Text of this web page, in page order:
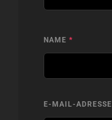
NAME *
E-MAIL-ADRESSE